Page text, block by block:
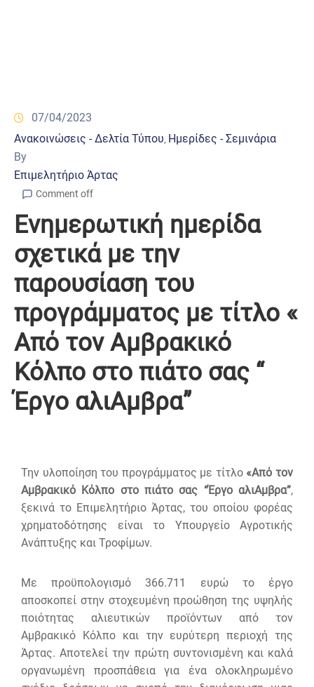
07/04/2023
Ανακοινώσεις - Δελτία Τύπου‚ Ημερίδες - Σεμινάρια
By
Επιμελητήριο Άρτας
Comment off
Ενημερωτική ημερίδα
σχετικά με την
παρουσίαση του
προγράμματος με τίτλο «
Από τον Αμβρακικό
Κόλπο στο πιάτο σας ‘‘
Έργο αλιΑμβρα’’
Την υλοποίηση του προγράμματος με τίτλο«Από τον
Αμβρακικό Κόλπο στο πιάτο σας “Έργο αλιΑμβρα”,
ξεκινά το Επιμελητήριο Άρτας, του οποίου φορέας
χρηματοδότησης είναι το Υπουργείο Αγροτικής
Ανάπτυξης και Τροφίμων.
Με προϋπολογισμό 366.711 ευρώ το έργο
αποσκοπεί στην στοχευμένη προώθηση της υψηλής
ποιότητας αλιευτικών προϊόντων από τον
Αμβρακικό Κόλπο και την ευρύτερη περιοχή της
Άρτας. Αποτελεί την πρώτη συντονισμένη και καλά
οργανωμένη προσπάθεια για ένα ολοκληρωμένο